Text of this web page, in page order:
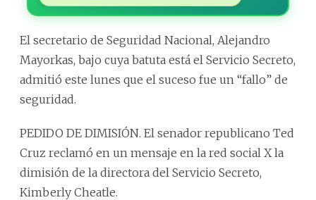
El secretario de Seguridad Nacional, Alejandro
Mayorkas, bajo cuya batuta está el Servicio Secreto,
admitió este lunes que el suceso fue un “fallo” de
seguridad.
PEDIDO DE DIMISIÓN. El senador republicano Ted
Cruz reclamó en un mensaje en la red social X la
dimisión de la directora del Servicio Secreto,
Kimberly Cheatle.